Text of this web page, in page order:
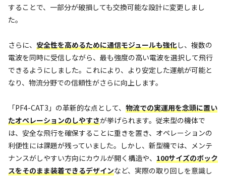
することで、一部分が破損しても交換可能な設計に変更しまし
た。
さらに、 安全性を高めるために通信モジュールも強化し、複数の
電波を同時に受信しながら、最も強度の高い電波を選択して飛行
できるようにしました。これにより、より安定した運航が可能と
なり、物流分野での信頼性がさらに向上します。
「PF4-CAT3」の革新的な点として、 物流での実運用を念頭に置い
たオペレーションのしやすさが挙げられます。従来型の機体で
は、安全な飛行を確保することに重きを置き、オペレーションの
利便性には課題が残っていました。しかし、新型機では、メンテ
ナンスがしやすい方向にカウルが開く構造や、 100サイズのボック
スをそのまま装着できるデザインなど、実際の取り回しを意識し